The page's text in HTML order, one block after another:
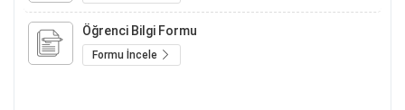
Öğrenci Bilgi Formu
Formu İncele